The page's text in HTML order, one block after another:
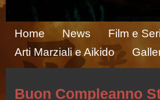
Home News Film e
Arti Marziali e Aikido
Buon Compleanno